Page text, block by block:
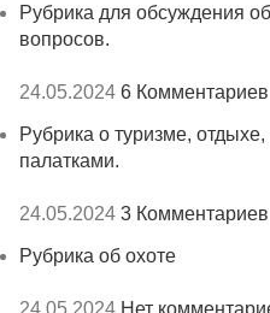
Рубрика для обсуждения
вопросов.
24.05.2024 6 Комментариев
Рубрика о туризме, отдыхе,
палатками.
24.05.2024 3 Комментариев
Рубрика об охоте
24.05.2024 Нет